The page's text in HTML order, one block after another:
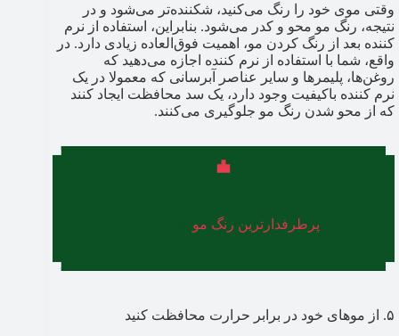
وقتی موی خود را رنگ می‌کنید، شکننده‌تر می‌شود و در
نتیجه، رنگ مو محو و کدر می‌شود. بنابراین، استفاده از نرم
کننده بعد از رنگ کردن مو، اهمیت فوق‌العاده زیادی دارد. در
واقع، شما با استفاده از نرم کننده اجازه می‌دهید که
روغن‌ها، پلیمرها و سایر عناصر آبرسانی که معمولا در یک
نرم کننده باکیفیت وجود دارد، یک سد محافظت ایجاد کنند
که از محو شدن رنگ مو جلوگیری می‌کنند.
پرطرفدارترین رنگ مو
۵. از موهای خود در برابر حرارت محافظت کنید